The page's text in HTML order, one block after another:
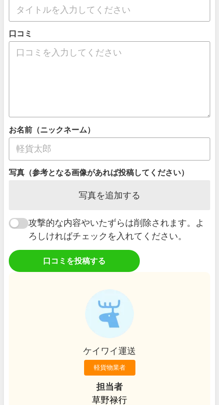
口コミ
お名前（ニックネーム）
写真（参考となる画像があれば投稿してください）
写真を追加する
攻撃的な内容やいたずらは削除されます。よ
ろしければチェックを入れてください。
口コミを投稿する
ケイワイ運送
軽貨物業者
担当者
草野禄行